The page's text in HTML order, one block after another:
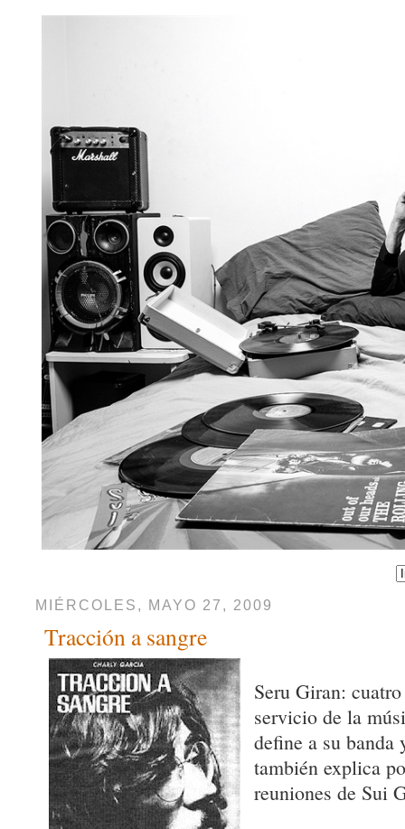
MIÉRCOLES, MAYO 27, 2009
Tracción a sangre
Seru Giran:
servicio de la
define a su banda
también explica
reuniones de Sui